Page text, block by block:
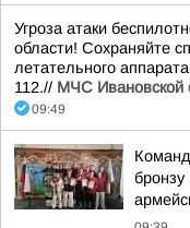
Угроза атаки
области! Сохраняйте
летательного
112.// МЧС Ивановской
09:49